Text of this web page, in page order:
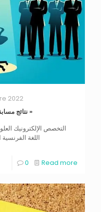
2022
نتائج مسابقة التوظيف أستاذ مساعد قسم « ب »
التخصص الإلكترونيك
اللغة
0 Read more